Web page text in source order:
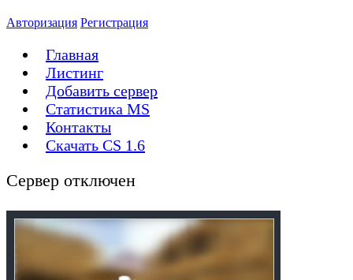
Авторизация Регистрация
Главная
Листинг
Добавить сервер
Статистика MS
Контакты
Скачать CS 1.6
Сервер отключен